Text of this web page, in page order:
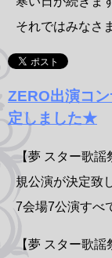
それではみなさ
ZERO出演コ
定しました★
【夢 スター歌
規公演が決定致
7会場7公演すべ
【夢 スター歌